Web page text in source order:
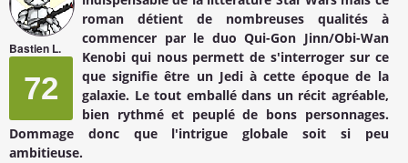
Bastien L.
72
roman détient de nombreuses qualités à
commencer par le duo Qui-Gon Jinn/Obi-Wan
Kenobi qui nous permett de s'interroger sur ce
que signifie être un Jedi à cette époque de la
galaxie. Le tout emballé dans un récit agréable,
bien rythmé et peuplé de bons personnages.
Dommage donc que l'intrigue globale soit si peu
ambitieuse.